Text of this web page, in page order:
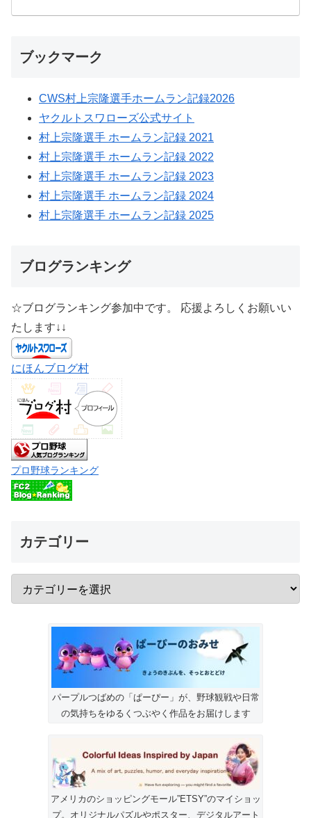
ブックマーク
CWS村上宗隆選手ホームラン記録2026
ヤクルトスワローズ公式サイト
村上宗隆選手 ホームラン記録 2021
村上宗隆選手 ホームラン記録 2022
村上宗隆選手 ホームラン記録 2023
村上宗隆選手 ホームラン記録 2024
村上宗隆選手 ホームラン記録 2025
ブログランキング
☆ブログランキング参加中です。 応援よろしくお願いい
たします↓↓
にほんブログ村
プロ野球ランキング
カテゴリー
パープルつばめの「ぱーぴー」が、野球観戦や日常
の気持ちをゆるくつぶやく作品をお届けします
アメリカのショッピングモール”ETSY”のマイショッ
プ。オリジナルパズルやポスター、デジタルアート